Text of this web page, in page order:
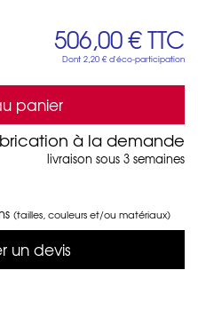
506,00 €TTC
Dont 2,20 € d'éco-participation
panier
à la demande
livraison sous 3 semaines
(tailles, couleurs et/ou matériaux)
un devis